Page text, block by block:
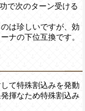
で次のターン受ける
は珍しいですが、効
ナの下位互換です。
て特殊割込みを発動
揮なため特殊割込み